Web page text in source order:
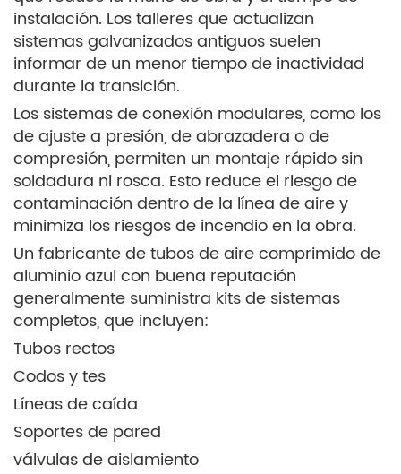
instalación. Los talleres que actualizan
sistemas galvanizados antiguos suelen
informar de un menor tiempo de inactividad
durante la transición.
Los sistemas de conexión modulares, como los
de ajuste a presión, de abrazadera o de
compresión, permiten un montaje rápido sin
soldadura ni rosca. Esto reduce el riesgo de
contaminación dentro de la línea de aire y
minimiza los riesgos de incendio en la obra.
Un fabricante de tubos de aire comprimido de
aluminio azul con buena reputación
generalmente suministra kits de sistemas
completos, que incluyen:
Tubos rectos
Codos y tes
Líneas de caída
Soportes de pared
válvulas de aislamiento